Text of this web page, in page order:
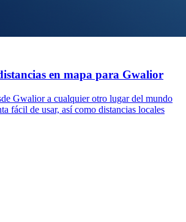
en mapa para Gwalior
Gwalior a cualquier otro lugar del mundo
fácil de usar, así como distancias locales